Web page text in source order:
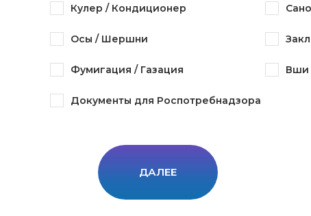
Кулер / Кондиционер
Осы / Шершни
Фумигация / Газация Вши
Документы для Роспотребнадзора
ДАЛЕЕ